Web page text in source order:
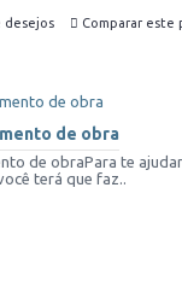
desejos Comparar este
de obra
de obraPara te
terá que faz..